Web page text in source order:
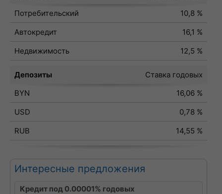
Потребительский
10,8 %
Автокредит
16,1 %
Недвижимость
12,5 %
Депозиты
Ставка годовых
BYN
16,06 %
USD
0,78 %
RUB
14,55 %
Интересные предложения
Кредит под 0.00001% годовых